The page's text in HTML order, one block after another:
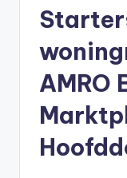
AMRO